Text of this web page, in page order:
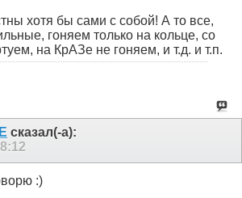
хотя бы сами с собой! А то все,
гоняем только на кольце, со
на КрАЗе не гоняем, и т.д. и т.п.
сказал(-а):
:)